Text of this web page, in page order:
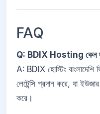
FAQ
Q: BDIX Hosting কেন
A: BDIX হোস্টিং
লেটেন্সি প্রদান করে, যা
করে।